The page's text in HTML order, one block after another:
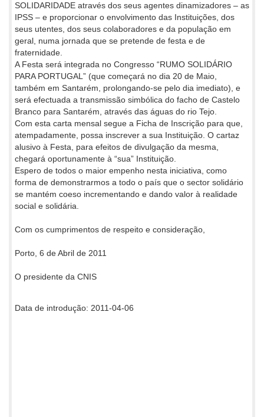
SOLIDARIDADE através dos seus agentes dinamizadores – as
IPSS – e proporcionar o envolvimento das Instituições, dos
seus utentes, dos seus colaboradores e da população em
geral, numa jornada que se pretende de festa e de
fraternidade.
A Festa será integrada no Congresso “RUMO SOLIDÁRIO
PARA PORTUGAL” (que começará no dia 20 de Maio,
também em Santarém, prolongando-se pelo dia imediato), e
será efectuada a transmissão simbólica do facho de Castelo
Branco para Santarém, através das águas do rio Tejo.
Com esta carta mensal segue a Ficha de Inscrição para que,
atempadamente, possa inscrever a sua Instituição. O cartaz
alusivo à Festa, para efeitos de divulgação da mesma,
chegará oportunamente à “sua” Instituição.
Espero de todos o maior empenho nesta iniciativa, como
forma de demonstrarmos a todo o país que o sector solidário
se mantém coeso incrementando e dando valor à realidade
social e solidária.
Com os cumprimentos de respeito e consideração,
Porto, 6 de Abril de 2011
O presidente da CNIS
Data de introdução: 2011-04-06